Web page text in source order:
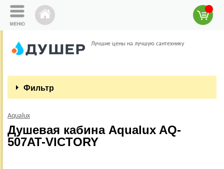
Лучшие цены на лучшую сантехнику
Фильтр
Aqualux
Душевая кабина Aqualux AQ-
507AT-VICTORY